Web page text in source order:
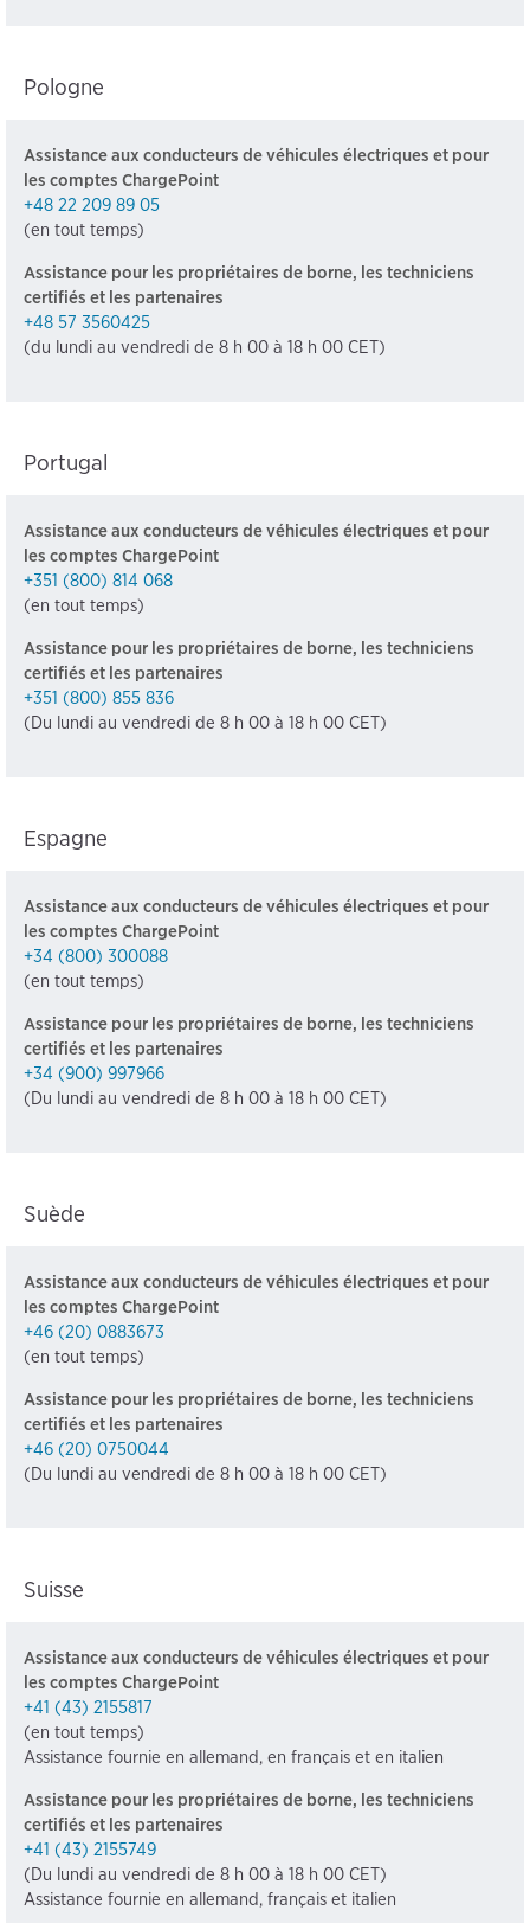
Pologne
Assistance aux conducteurs de véhicules électriques et pour
les comptes ChargePoint
+48 22 209 89 05
(en tout temps)
Assistance pour les propriétaires de borne, les techniciens
certifiés et les partenaires
+48 57 3560425
(du lundi au vendredi de 8 h 00 à 18 h 00 CET)
Portugal
Assistance aux conducteurs de véhicules électriques et pour
les comptes ChargePoint
+351 (800) 814 068
(en tout temps)
Assistance pour les propriétaires de borne, les techniciens
certifiés et les partenaires
+351 (800) 855 836
(Du lundi au vendredi de 8 h 00 à 18 h 00 CET)
Espagne
Assistance aux conducteurs de véhicules électriques et pour
les comptes ChargePoint
+34 (800) 300088
(en tout temps)
Assistance pour les propriétaires de borne, les techniciens
certifiés et les partenaires
+34 (900) 997966
(Du lundi au vendredi de 8 h 00 à 18 h 00 CET)
Suède
Assistance aux conducteurs de véhicules électriques et pour
les comptes ChargePoint
+46 (20) 0883673
(en tout temps)
Assistance pour les propriétaires de borne, les techniciens
certifiés et les partenaires
+46 (20) 0750044
(Du lundi au vendredi de 8 h 00 à 18 h 00 CET)
Suisse
Assistance aux conducteurs de véhicules électriques et pour
les comptes ChargePoint
+41 (43) 2155817
(en tout temps)
Assistance fournie en allemand, en français et en italien
Assistance pour les propriétaires de borne, les techniciens
certifiés et les partenaires
+41 (43) 2155749
(Du lundi au vendredi de 8 h 00 à 18 h 00 CET)
Assistance fournie en allemand, français et italien